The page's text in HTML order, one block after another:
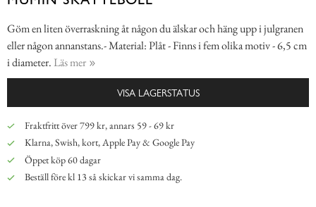
Göm en liten överraskning åt någon du älskar och häng upp i julgranen
eller någon annanstans.- Material: Plåt - Finns i fem olika motiv - 6,5 cm
i diameter. Läs mer
VISA LAGERSTATUS
Fraktfritt över 799 kr, annars 59 - 69 kr
Klarna, Swish, kort, Apple Pay & Google Pay
Öppet köp 60 dagar
Beställ före kl 13 så skickar vi samma dag.